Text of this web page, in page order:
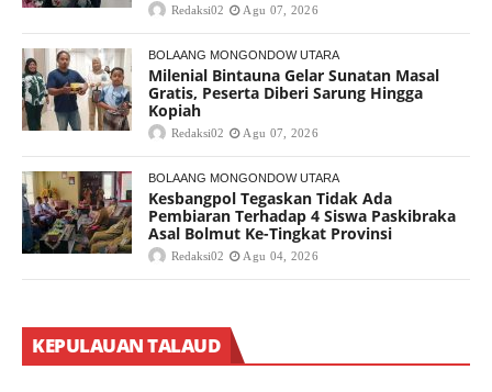
Redaksi02 Agu 07, 2026
BOLAANG MONGONDOW UTARA
Milenial Bintauna Gelar Sunatan Masal
Gratis, Peserta Diberi Sarung Hingga
Kopiah
Redaksi02 Agu 07, 2026
BOLAANG MONGONDOW UTARA
Kesbangpol Tegaskan Tidak Ada
Pembiaran Terhadap 4 Siswa Paskibraka
Asal Bolmut Ke-Tingkat Provinsi
Redaksi02 Agu 04, 2026
KEPULAUAN TALAUD